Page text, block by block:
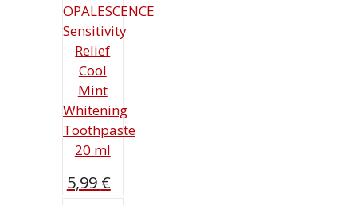
OPALESCENCE
Sensitivity
Relief
Cool
Mint
Whitening
Toothpaste
20 ml
5,99 €